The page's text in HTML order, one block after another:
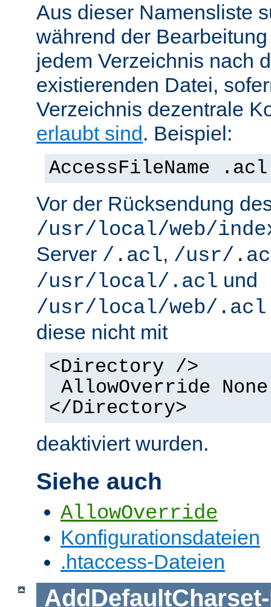
Aus dieser Namensliste
während der
jedem Verzeichnis nach
existierenden Datei,
Verzeichnis dezentrale
erlaubt sind . Beispiel:
AccessFileName .acl
Vor der Rücksendung
/usr/local/web/
Server /.acl, /usr/
/usr/local/.acl und
/usr/local/web/.acl
diese nicht mit
<Directory />
AllowOverride None
</Directory>
deaktiviert wurden.
Siehe auch
AllowOverride
Konfigurationsdateien
.htaccess-Dateien
AddDefaultCharset-